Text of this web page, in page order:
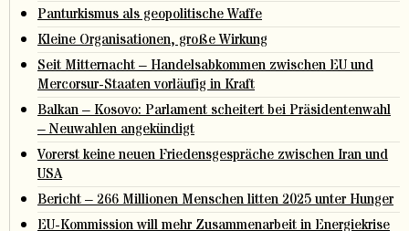
Panturkismus als geopolitische Waffe
Kleine Organisationen, große Wirkung
Seit Mitternacht – Handelsabkommen zwischen EU und
Mercorsur-Staaten vorläufig in Kraft
Balkan – Kosovo: Parlament scheitert bei Präsidentenwahl
– Neuwahlen angekündigt
Vorerst keine neuen Friedensgespräche zwischen Iran und
USA
Bericht – 266 Millionen Menschen litten 2025 unter Hunger
EU-Kommission will mehr Zusammenarbeit in Energiekrise